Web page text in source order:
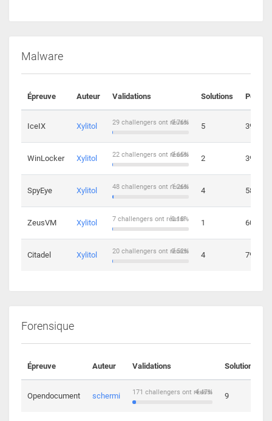
Malware
Épreuve Auteur Validations Solutions Points
IceIX Xylitol 0.76%
29 challengers ont réussi 5 39
WinLocker Xylitol 0.65%
22 challengers ont réussi 2 39
SpyEye Xylitol 1.26%
48 challengers ont réussi 4 58
ZeusVM Xylitol 0.18%
7 challengers ont réussi 1 60
Citadel Xylitol 0.52%
20 challengers ont réussi 4 79
Forensique
Épreuve Auteur Validations Solutions
Opendocument schermi 4.47%
171 challengers ont réussi 9